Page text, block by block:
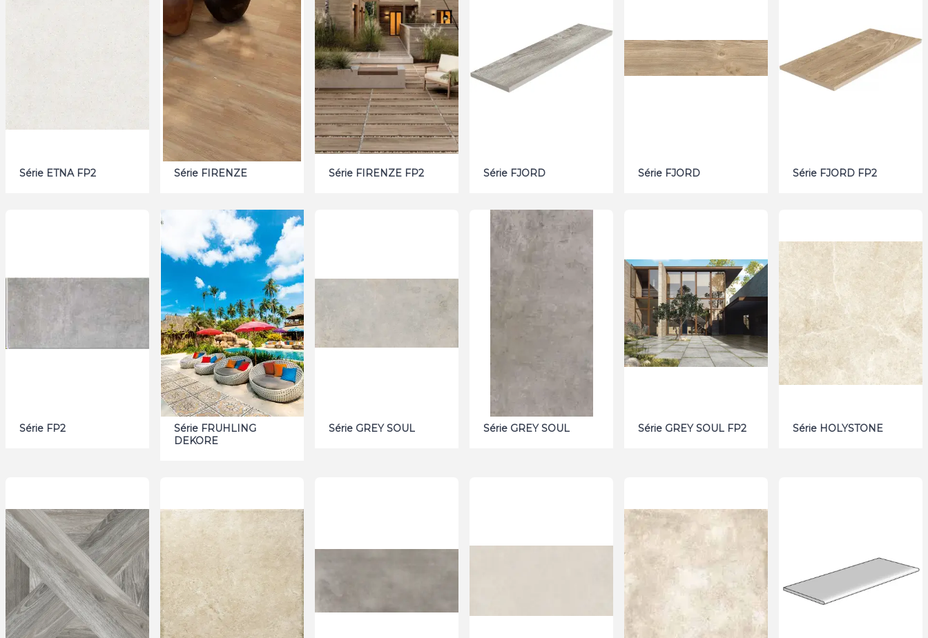
Série ETNA FP2 Série FIRENZE Série FIRENZE FP2 Série FJORD Série FJORD Série FJORD FP2
Série FP2
Série FRUHLING
DEKORE
Série GREY SOUL Série GREY SOUL Série GREY SOUL FP2 Série HOLYSTONE